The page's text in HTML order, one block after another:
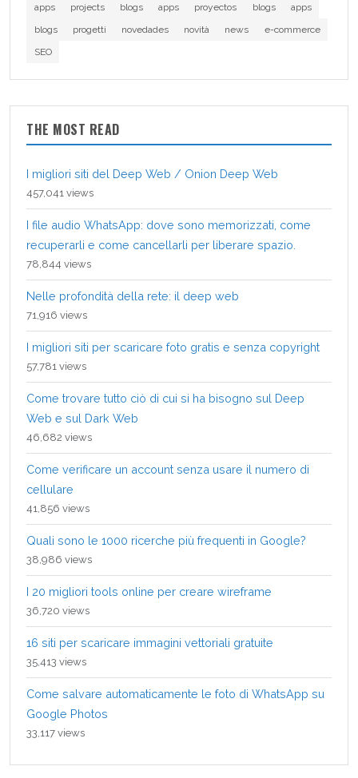
apps
projects blogs apps proyectos blogs
apps
blogs
progetti novedades novità news
e-commerce
SEO
THE MOST READ
I migliori siti del Deep Web / Onion Deep Web
457,041 views
I file audio WhatsApp: dove sono memorizzati, come
recuperarli e come cancellarli per liberare spazio.
78,844 views
Nelle profondità della rete: il deep web
71,916 views
I migliori siti per scaricare foto gratis e senza copyright
57,781 views
Come trovare tutto ciò di cui si ha bisogno sul Deep
Web e sul Dark Web
46,682 views
Come verificare un account senza usare il numero di
cellulare
41,856 views
Quali sono le 1000 ricerche più frequenti in Google?
38,986 views
I 20 migliori tools online per creare wireframe
36,720 views
16 siti per scaricare immagini vettoriali gratuite
35,413 views
Come salvare automaticamente le foto di WhatsApp su
Google Photos
33,117 views